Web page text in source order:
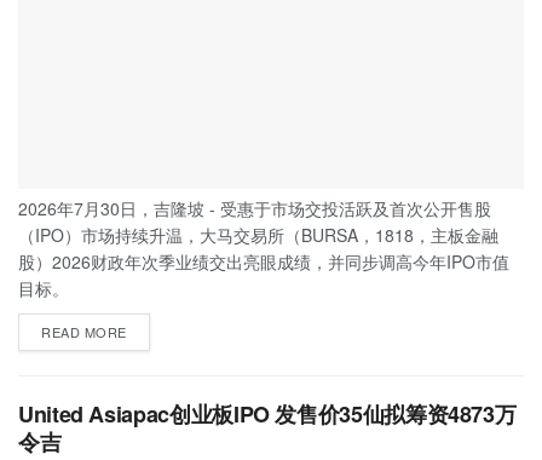
2026年7月30日，吉隆坡 - 受惠于市场交投活跃及首次公开售股
（IPO）市场持续升温，大马交易所（BURSA，1818，主板金融
股）2026财政年次季业绩交出亮眼成绩，并同步调高今年IPO市值
目标。
READ MORE
United Asiapac创业板IPO 发售价35仙拟筹资4873万
令吉